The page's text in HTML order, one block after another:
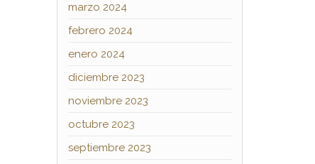
marzo 2024
febrero 2024
enero 2024
diciembre 2023
noviembre 2023
octubre 2023
septiembre 2023